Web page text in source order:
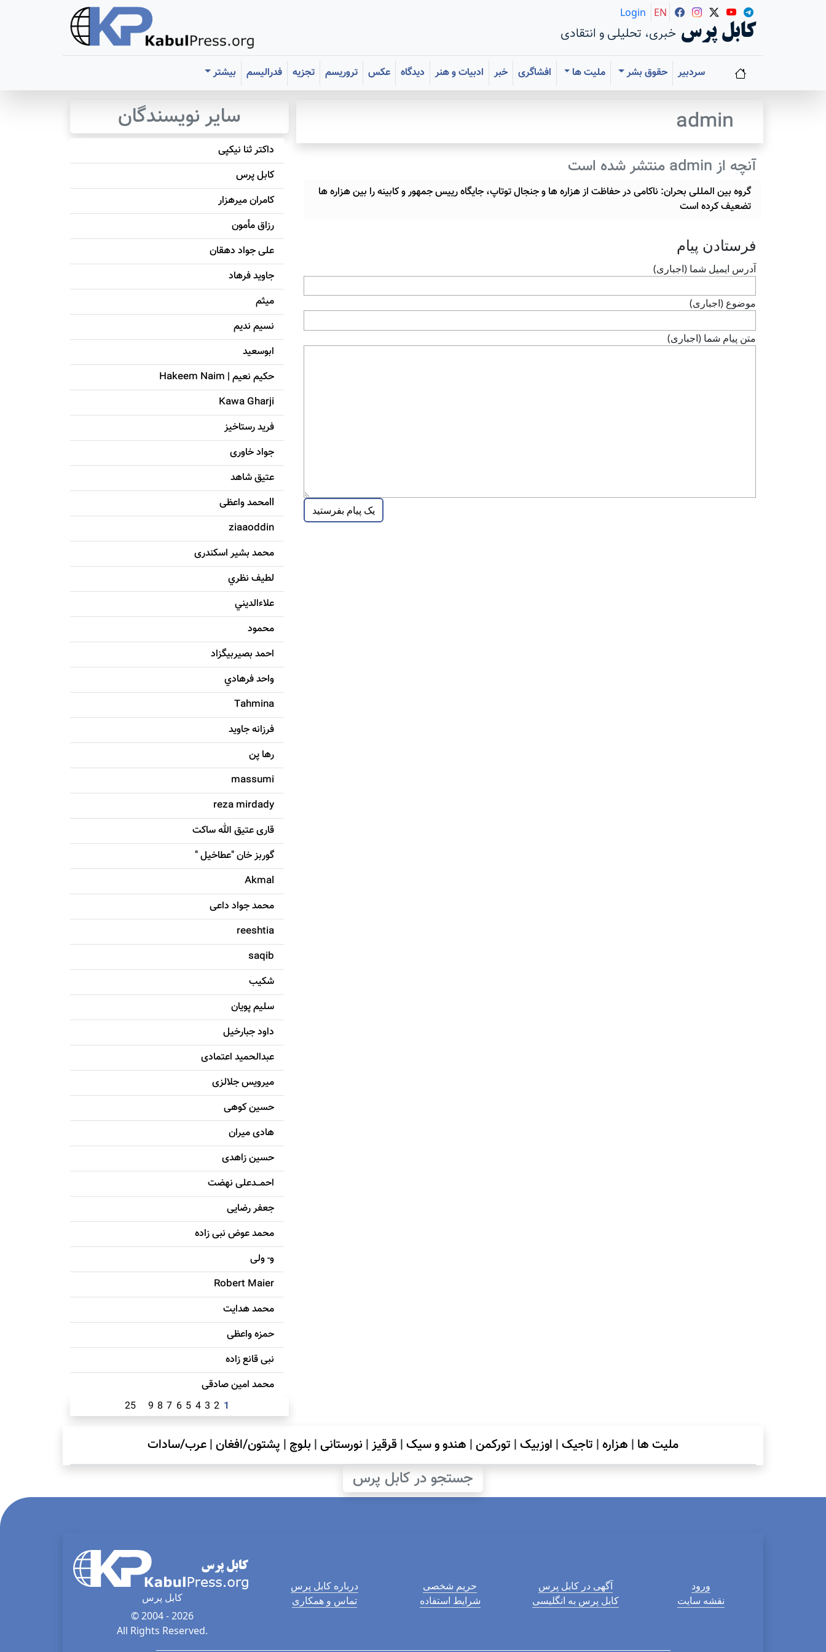
کابل پرس خبری، تحلیلی و انتقادی
Login EN
سردبیر حقوق بشر ملیت ها افشاگری خبر ادبیات و هنر دیدگاه عکس تروریسم تجزیه فدرالیسم بیشتر
admin
آنچه از admin منتشر شده است
گروه بین المللی بحران: ناکامی در حفاظت از هزاره ها و جنجال توتاپ، جایگاه رییس جمهور و کابینه را بین هزاره ها
تضعیف کرده است
فرستادن پيام
آدرس ايميل شما (اجباری)
موضوع (اجباری)
متن پيام شما (اجباری)
سایر نویسندگان
داکتر ثنا نیکپی
کابل پرس
کامران میرهزار
رزاق مأمون
علی جواد دهقان
جاويد فرهاد
میثم
نسیم ندیم
ابوسعيد
حکيم نعيم | Hakeem Naim
Kawa Gharji
فرید رستاخیز
جواد خاوری
عتیق شاهد
llمحمد واعظی
ziaaoddin
محمد بشیر اسکندری
لطيف نظري
علاءالديني
محمود
احمد بصيربيگزاد
واحد فرهادي
Tahmina
فرزانه جاويد
رها پن
massumi
reza mirdady
قاری عتیق الله ساکت
گوربز خان "عطاخیل "
Akmal
محمد جواد داعی
reeshtia
saqib
شکيب
سليم پویان
داود جبارخیل
عبدالحمید اعتمادی
میرویس جلالزی
حسين کوهی
هادی ميران
حسين زاهدی
احمـــدعلی نهضت
جعفر رضایی
محمد عوض نبی زاده
و- ولی
Robert Maier
محمد هدایت
حمزه واعظی
نبی قانع زاده
محمد امين صادقی
1
2
3
4
5
6
7
8
9
25
ملیت ها | هزاره| تاجیک| اوزبیک| تورکمن| هندو و سیک| قرقیز| نورستانی| بلوچ | پشتون/افغان|عرب/سادات
جستجو در کابل پرس
کابل پرس
© 2004 - 2026
All Rights Reserved.
درباره کابل پرس
تماس و همکاری
حریم شخصی
شرایط استفاده
آگهی در کابل پرس
کابل پرس به انگلیسی
ورود
نقشه سایت